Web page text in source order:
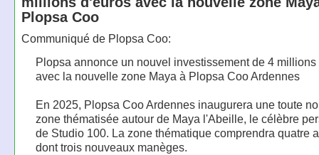
Plopsa Coo
Communiqué de Plopsa Coo:
Plopsa annonce un nouvel investissement de 4 millions
avec la nouvelle zone Maya à Plopsa Coo Ardennes
En 2025, Plopsa Coo Ardennes inaugurera une toute
zone thématisée autour de Maya l'Abeille, le célèbre
de Studio 100. La zone thématique comprendra quatre
dont trois nouveaux manèges.